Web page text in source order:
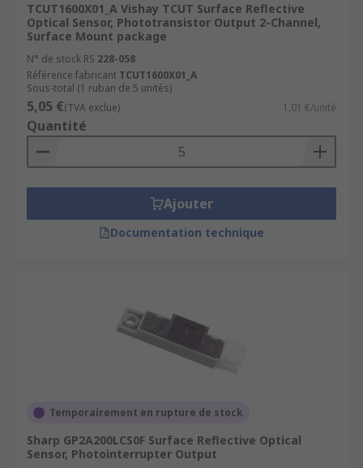
TCUT1600X01_A Vishay TCUT Surface Reflective
Optical Sensor, Phototransistor Output 2-Channel,
Surface Mount package
N° de stock RS 228-058
Référence fabricant TCUT1600X01_A
Sous-total (1 ruban de 5 unités)
5,05 €(TVA exclue) 1,01 €/unité
Quantité
Ajouter
Documentation technique
Temporairement en rupture de stock
Sharp GP2A200LCS0F Surface Reflective Optical
Sensor, Photointerrupter Output